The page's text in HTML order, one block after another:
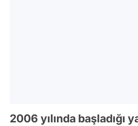
2006 yılında başladığı